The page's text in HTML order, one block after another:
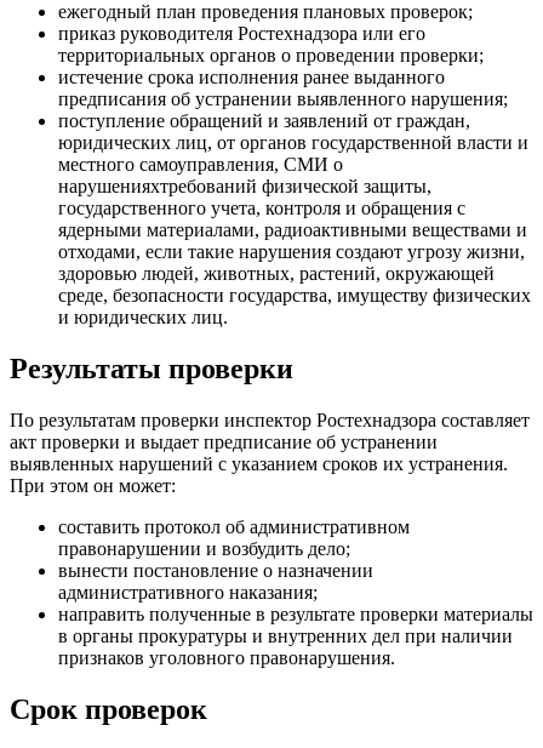
ежегодный план проведения плановых проверок;
приказ руководителя Ростехнадзора или его
территориальных органов о проведении проверки;
истечение срока исполнения ранее выданного
предписания об устранении выявленного нарушения;
поступление обращений и заявлений от граждан,
юридических лиц, от органов государственной власти и
местного самоуправления, СМИ о
нарушенияхтребований физической защиты,
государственного учета, контроля и обращения с
ядерными материалами, радиоактивными веществами и
отходами, если такие нарушения создают угрозу жизни,
здоровью людей, животных, растений, окружающей
среде, безопасности государства, имуществу физических
и юридических лиц.
Результаты проверки
По результатам проверки инспектор Ростехнадзора составляет
акт проверки и выдает предписание об устранении
выявленных нарушений с указанием сроков их устранения.
При этом он может:
составить протокол об административном
правонарушении и возбудить дело;
вынести постановление о назначении
административного наказания;
направить полученные в результате проверки материалы
в органы прокуратуры и внутренних дел при наличии
признаков уголовного правонарушения.
Срок проверок